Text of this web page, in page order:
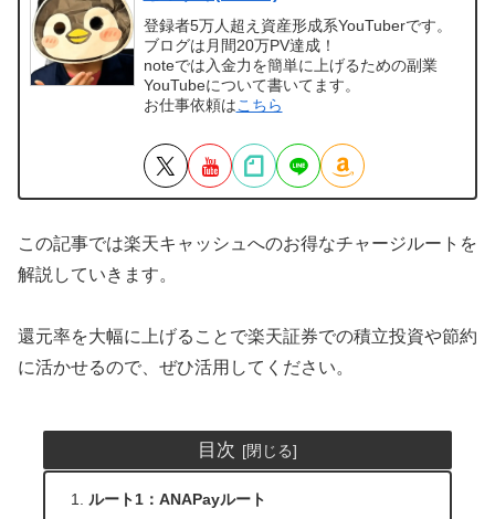
登録者5万人超え資産形成系YouTuberです。
ブログは月間20万PV達成！
noteでは入金力を簡単に上げるための副業
YouTubeについて書いてます。
お仕事依頼はこちら
この記事では楽天キャッシュへのお得なチャージルートを
解説していきます。
還元率を大幅に上げることで楽天証券での積立投資や節約
に活かせるので、ぜひ活用してください。
目次
ルート1：ANAPayルート